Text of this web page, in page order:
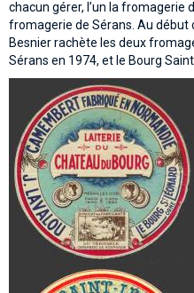
chacun gérer, l’un la fromagerie
fromagerie de Sérans. Au début
Besnier rachète les deux
Sérans en 1974, et le Bourg